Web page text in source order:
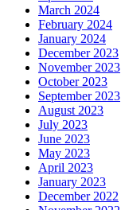
March 2024
February 2024
January 2024
December 2023
November 2023
October 2023
September 2023
August 2023
July 2023
June 2023
May 2023
April 2023
January 2023
December 2022